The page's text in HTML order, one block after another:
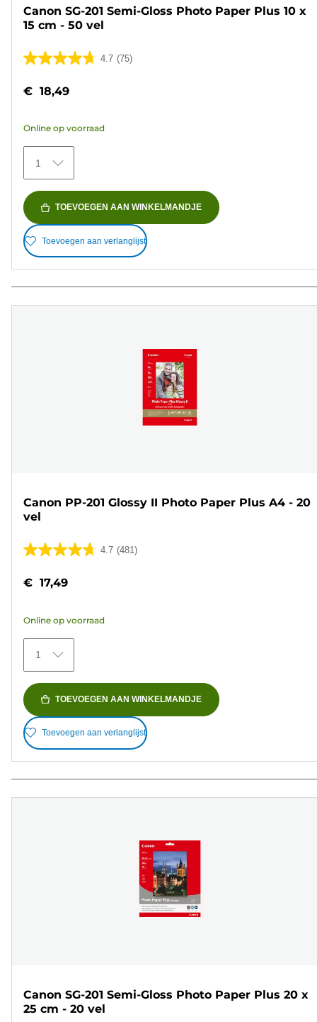
Canon SG-201 Semi-Gloss Photo Paper Plus 10 x
15 cm - 50 vel
4.7 (75)
4.7
de
sterren.
75
beoordelingen
€ 18,49
Online op voorraad
1
TOEVOEGEN AAN WINKELMANDJE
Toevoegen aan verlanglijst
Canon PP-201 Glossy II Photo Paper Plus A4 - 20
vel
4.7 (481)
4.7
de
sterren.
481
beoordelingen
€ 17,49
Online op voorraad
1
TOEVOEGEN AAN WINKELMANDJE
Toevoegen aan verlanglijst
Canon SG-201 Semi-Gloss Photo Paper Plus 20 x
25 cm - 20 vel